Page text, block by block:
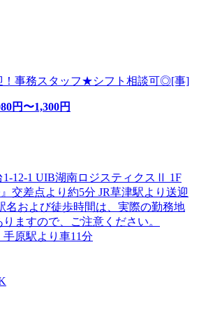
！事務スタッフ★シフト相談可◎[事]
円〜1,300円
12-1 UIB湖南ロジスティクスⅡ 1F
交差点より約5分 JR草津駅より送迎
および徒歩時間は、実際の勤務地
ますので、ご注意ください。
原駅より車11分